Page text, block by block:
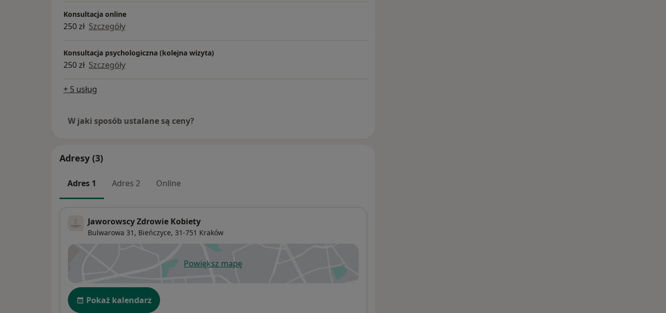
Konsultacja online
250 zł Szczegóły
Konsultacja psychologiczna (kolejna wizyta)
250 zł Szczegóły
+ 5 usług
W jaki sposób ustalane są ceny?
Adresy (3)
Adres 1 Adres 2 Online
Jaworowscy Zdrowie Kobiety
Bulwarowa 31, Bieńczyce, 31-751 Kraków
Powiększ mapęotwiera się w nowej karcie
Dostępność
Pokaż kalendarz